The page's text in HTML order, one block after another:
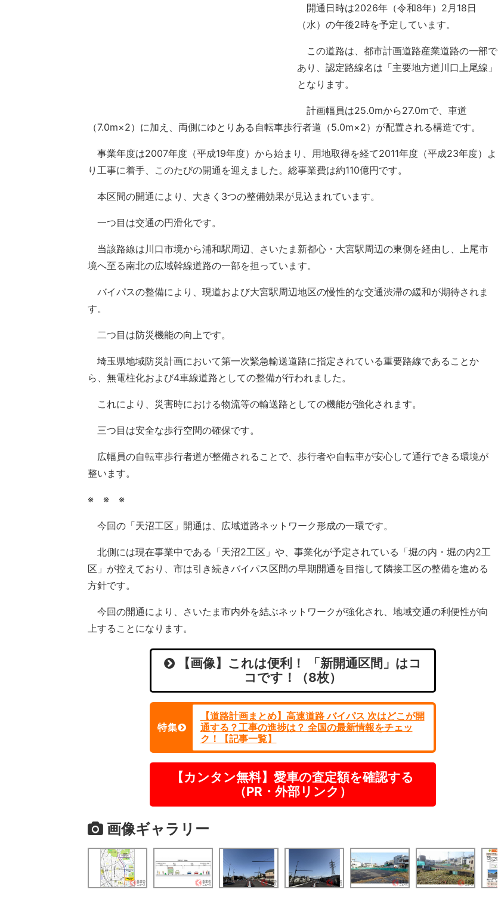
開通日時は2026年（令和8年）2月18日
（水）の午後2時を予定しています。
この道路は、都市計画道路産業道路の一部で
あり、認定路線名は「主要地方道川口上尾線」
となります。
計画幅員は25.0mから27.0mで、車道
（7.0m×2）に加え、両側にゆとりある自転車歩行者道（5.0m×2）が配置される構造です。
事業年度は2007年度（平成19年度）から始まり、用地取得を経て2011年度（平成23年度）よ
り工事に着手、このたびの開通を迎えました。総事業費は約110億円です。
本区間の開通により、大きく3つの整備効果が見込まれています。
一つ目は交通の円滑化です。
当該路線は川口市境から浦和駅周辺、さいたま新都心・大宮駅周辺の東側を経由し、上尾市
境へ至る南北の広域幹線道路の一部を担っています。
バイパスの整備により、現道および大宮駅周辺地区の慢性的な交通渋滞の緩和が期待されま
す。
二つ目は防災機能の向上です。
埼玉県地域防災計画において第一次緊急輸送道路に指定されている重要路線であることか
ら、無電柱化および4車線道路としての整備が行われました。
これにより、災害時における物流等の輸送路としての機能が強化されます。
三つ目は安全な歩行空間の確保です。
広幅員の自転車歩行者道が整備されることで、歩行者や自転車が安心して通行できる環境が
整います。
※ ※ ※
今回の「天沼工区」開通は、広域道路ネットワーク形成の一環です。
北側には現在事業中である「天沼2工区」や、事業化が予定されている「堀の内・堀の内2工
区」が控えており、市は引き続きバイパス区間の早期開通を目指して隣接工区の整備を進める
方針です。
今回の開通により、さいたま市内外を結ぶネットワークが強化され、地域交通の利便性が向
上することになります。
【画像】これは便利！ 「新開通区間」はコ
コです！（8枚）
特集
【道路計画まとめ】高速道路 バイパス 次はどこが開
通する？工事の進捗は？ 全国の最新情報をチェッ
ク！【記事一覧】
【カンタン無料】愛車の査定額を確認する
（PR・外部リンク）
画像ギャラリー